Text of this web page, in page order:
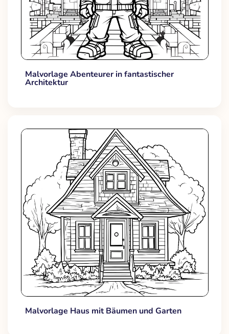
Malvorlage Abenteurer in fantastischer
Architektur
Malvorlage Haus mit Bäumen und Garten